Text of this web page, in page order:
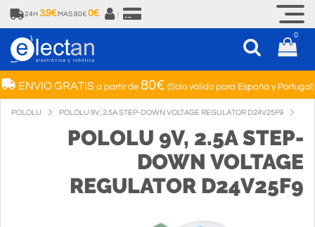
24H 3.9€ MAS 80€ 0€
0
ENVIO GRATISa partir de 80€ (Solo válido para España y Portugal)
POLOLU POLOLU 9V, 2.5A STEP-DOWN VOLTAGE REGULATOR D24V25F9
POLOLU 9V, 2.5A STEP-
DOWN VOLTAGE
REGULATOR D24V25F9